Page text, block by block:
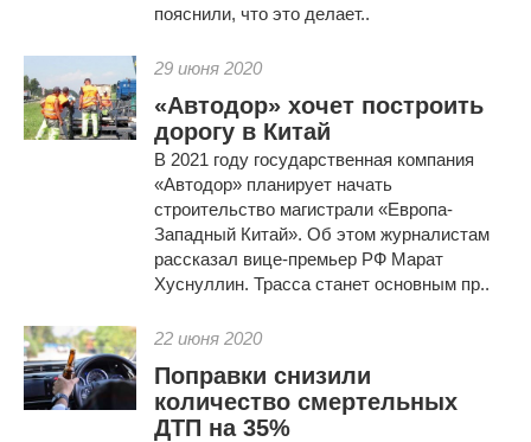
пояснили, что это делает..
29 июня 2020
«Автодор» хочет построить
дорогу в Китай
В 2021 году государственная компания
«Автодор» планирует начать
строительство магистрали «Европа-
Западный Китай». Об этом журналистам
рассказал вице-премьер РФ Марат
Хуснуллин. Трасса станет основным пр..
22 июня 2020
Поправки снизили
количество смертельных
ДТП на 35%